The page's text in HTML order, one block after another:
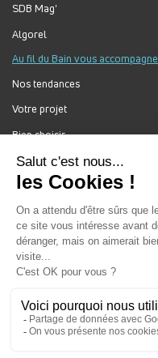
SDB Mag'
Algorel
Au fil du Bain vous accompagne
Nos tendances
Votre projet
Bien choisir
Forum Au Fil du Bain
Nos produits
Gestion des cookies
Mentions légales